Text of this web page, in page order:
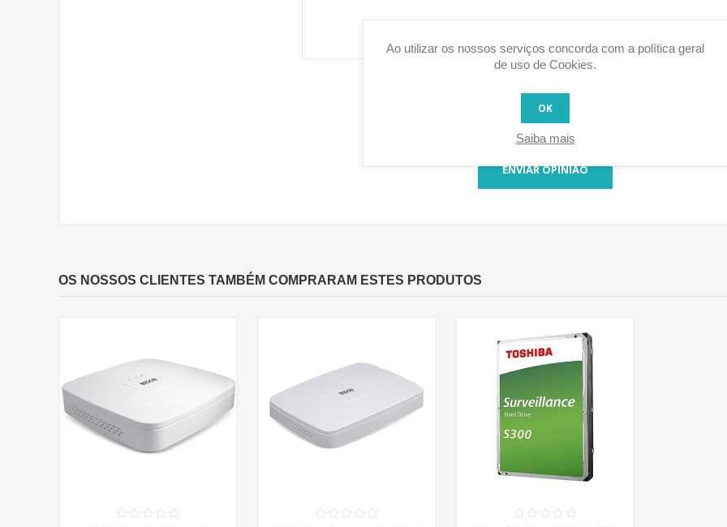
ENVIAR OPINIÃO
OS NOSSOS CLIENTES TAMBÉM COMPRARAM ESTES PRODUTOS
Ao utilizar os nossos serviços concorda com a política geral
de uso de Cookies.
OK
Saiba mais